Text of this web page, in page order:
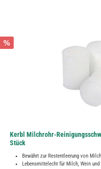
%
Kerbl Milchrohr-
Stück
Bewährt zur Restentleerung von
Lebensmittelecht für Milch, Wein